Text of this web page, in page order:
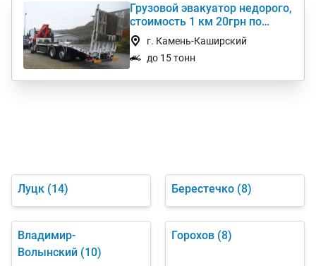
Грузовой эвакуатор недорого,
стоимость 1 км 20грн по
Украине
г. Камень-Каширский
до 15 тонн
Луцк (14) Берестечко (8)
Владимир-
Волынский (10)
Горохов (8)